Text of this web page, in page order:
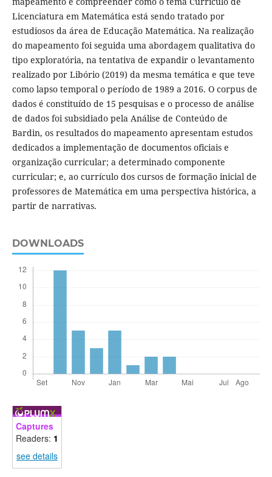
Licenciatura em Matemática está sendo tratado por
estudiosos da área de Educação Matemática. Na realização
do mapeamento foi seguida uma abordagem qualitativa do
tipo exploratória, na tentativa de expandir o levantamento
realizado por Libório (2019) da mesma temática e que teve
como lapso temporal o período de 1989 a 2016. O corpus de
dados é constituído de 15 pesquisas e o processo de análise
de dados foi subsidiado pela Análise de Conteúdo de
Bardin, os resultados do mapeamento apresentam estudos
dedicados a implementação de documentos oficiais e
organização curricular; a determinado componente
curricular; e, ao currículo dos cursos de formação inicial de
professores de Matemática em uma perspectiva histórica, a
partir de narrativas.
DOWNLOADS
Captures
Readers: 1
see details